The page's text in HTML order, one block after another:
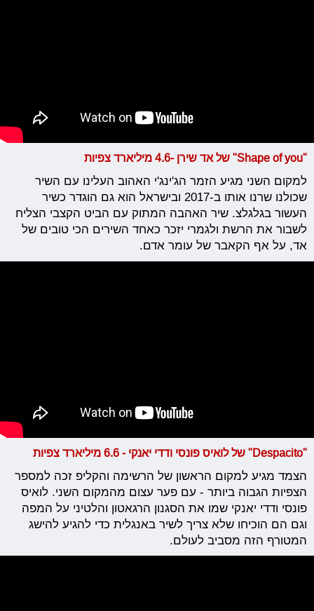
"Shape of you" של אד שירן -4.6 מיליארד צפיות
למקום השני מגיע הזמר הג'ינג'י האהוב העלינו עם השיר
שכולנו שרנו אותו ב-2017 ובישראל הוא גם הוגדר כשיר
העשור בגלגלצ. שיר האהבה המתוק עם הביט הקצבי הצליח
לשבור את הרשת ולגמרי יזכר כאחד השירים הכי טובים של
אד, על אף הקאבר של עומר אדם.
"Despacito" של לואיס פונסי ודדי יאנקי - 6.6 מיליארד צפיות
הצמד מגיע למקום הראשון של הרשימה והקליפ זכה למספר
הצפיות הגבוה ביותר - עם פער עצום מהמקום השני. לואיס
פונסי ודדי יאנקי שמו את הסגנון הרגאטון והלטיני על המפה
וגם הם הוכיחו שלא צריך לשיר באנגלית כדי להגיע להישג
המטורף הזה מסביב לעולם.